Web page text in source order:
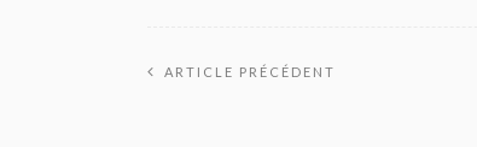
ARTICLE PRÉCÉDENT